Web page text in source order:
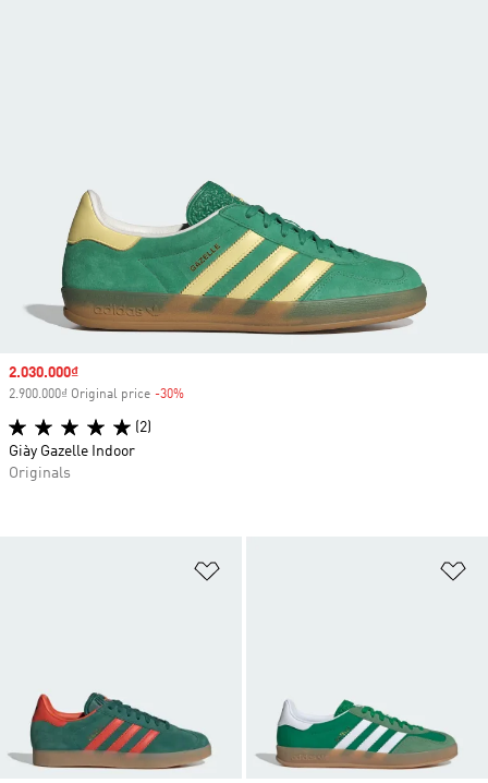
Sale price
2.030.000₫
2.900.000₫ Original price -30%
(2)
Giày Gazelle Indoor
Originals